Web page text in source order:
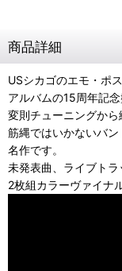
商品詳細
USシカゴのエモ・ポ
アルバムの15周年記念
変則チューニングか
筋縄ではいかないバ
名作です。
未発表曲、ライブトラ
2枚組カラーヴァイナル